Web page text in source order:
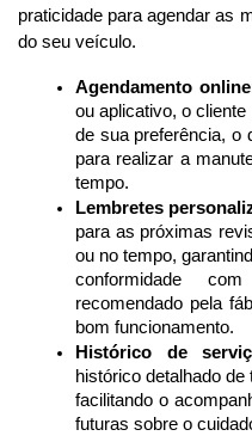
praticidade para agendar as
do seu veículo.
Agendamento
ou aplicativo, o
de sua preferência, o
para realizar a
tempo.
Lembretes
para as próximas
ou no tempo,
conformidade
recomendado pela
bom funcionamento.
Histórico de
histórico detalhado
facilitando o
futuras sobre o